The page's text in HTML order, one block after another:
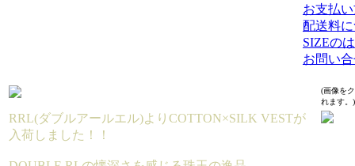
お支払
配送料
SIZEの
お問い
(画像を
れます。)
RRL(ダブルアールエル)よりCOTTON×SILK VESTが
入荷しました！！